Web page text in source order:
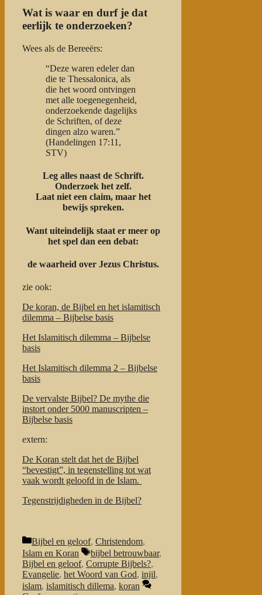
Wat is waar en durf je dat
eerlijk te onderzoeken?
Wees als de Bereeërs:
“Deze waren edeler dan
die te Thessalonica, als
die het woord ontvingen
met alle toegenegenheid,
onderzoekende dagelijks
de Schriften, of deze
dingen alzo waren.”
(Handelingen 17:11,
STV)
Leg alles naast de Schrift.
Onderzoek het zelf.
Laat niet een claim, maar het
bewijs spreken.
Want uiteindelijk staat er meer op
het spel dan een debat:
de waarheid over Jezus Christus.
zie ook:
De koran, de Bijbel en het islamitisch
dilemma – Bijbelse basis
Het Islamitisch dilemma – Bijbelse
basis
Het Islamitisch dilemma 2 – Bijbelse
basis
De vervalste Bijbel? De mythe die
instort onder 5000 manuscripten –
Bijbelse basis
extern:
De Koran stelt dat het de Bijbel
“bevestigt”, in tegenstelling tot wat
vaak wordt geloofd in de Islam.
Tegenstrijdigheden in de Bijbel?
Categorieën
Bijbel en geloof, Christendom,
Islam en Koran
Tags
bijbel betrouwbaar,
Bijbel en geloof, Corrupte Bijbels?,
Evangelie, het Woord van God, injil,
islam, islamitisch dillema, koran